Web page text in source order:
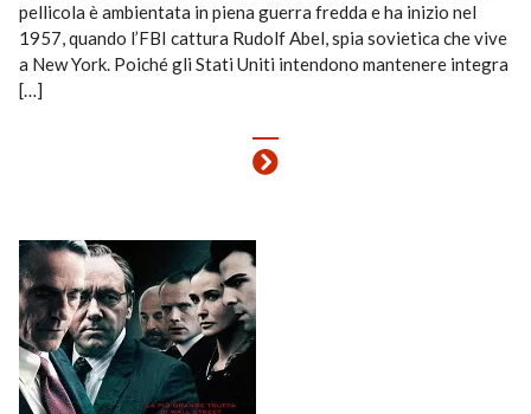
pellicola è ambientata in piena guerra fredda e ha inizio nel
1957, quando l’FBI cattura Rudolf Abel, spia sovietica che vive
a New York. Poiché gli Stati Uniti intendono mantenere integra
[…]